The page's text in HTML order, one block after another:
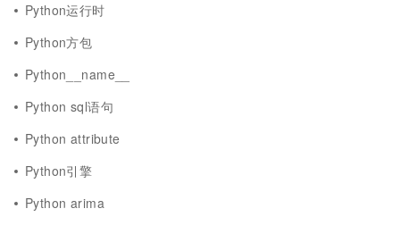
Python运行时
Python方包
Python__name__
Python sql语句
Python attribute
Python引擎
Python arima